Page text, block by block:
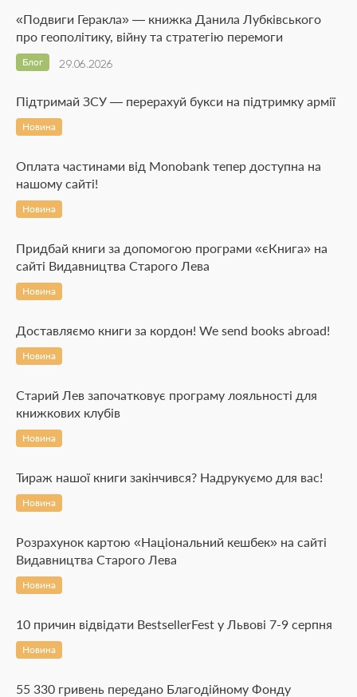
«Подвиги Геракла» — книжка Данила Лубківського
про геополітику, війну та стратегію перемоги
29.06.2026
Блог
Підтримай ЗСУ — перерахуй букси на підтримку армії
Новина
Оплата частинами від Monobank тепер доступна на
нашому сайті!
Новина
Придбай книги за допомогою програми «єКнига» на
сайті Видавництва Старого Лева
Новина
Доставляємо книги за кордон! We send books abroad!
Новина
Старий Лев започатковує програму лояльності для
книжкових клубів
Новина
Тираж нашої книги закінчився? Надрукуємо для вас!
Новина
Розрахунок картою «Національний кешбек» на сайті
Видавництва Старого Лева
Новина
10 причин відвідати BestsellerFest у Львові 7-9 серпня
Новина
55 330 гривень передано Благодійному Фонду